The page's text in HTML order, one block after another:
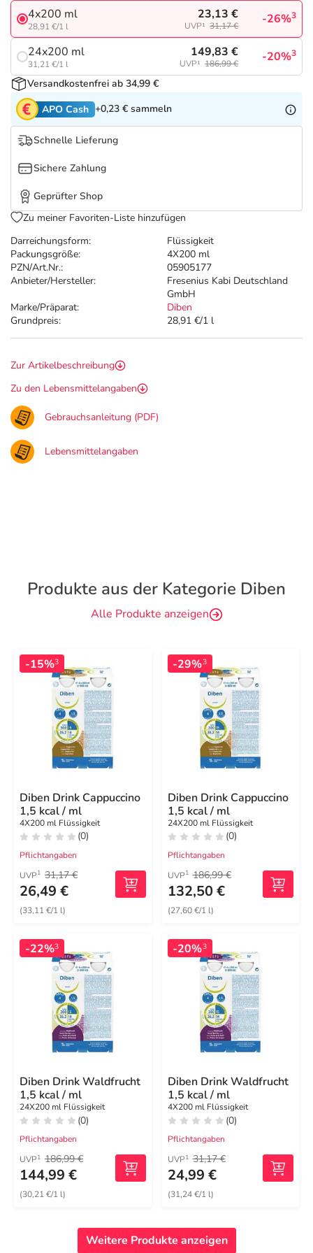
Tierapotheke
Vitamine & Mineralstoffe
Marken
Salus Deals
Darreichungsform:
Flüssigkeit
Packungsgröße:
4X200 ml
PZN/Art.Nr.:
05905177
Anbieter/Hersteller:
Fresenius Kabi Deutschland
GmbH
Marke/Präparat:
Diben
Grundpreis:
28,91 €/1 l
4x200 ml
28,91 €/1 l
23,13 €
UVP¹ 31,17 € -26%3
24x200 ml
31,21 €/1 l
149,83 €
UVP¹ 186,99 € -20%3
Versandkostenfrei ab 34,99 €
APO Cash +0,23 € sammeln
Schnelle Lieferung
Sichere Zahlung
Geprüfter Shop
Zu meiner Favoriten-Liste hinzufügen
Zur Artikelbeschreibung
Zu den Lebensmittelangaben
Gebrauchsanleitung (PDF)
Lebensmittelangaben
Produkte aus der Kategorie Diben
Alle Produkte anzeigen
-15%3
Diben Drink Cappuccino
1,5 kcal / ml
4X200 ml Flüssigkeit
(0)
Pflichtangaben
UVP1 31,17 €
26,49 €
(33,11 €/1 l)
-29%3
Diben Drink Cappuccino
1,5 kcal / ml
24X200 ml Flüssigkeit
(0)
Pflichtangaben
UVP1 186,99 €
132,50 €
(27,60 €/1 l)
-22%3
Diben Drink Waldfrucht
1,5 kcal / ml
24X200 ml Flüssigkeit
(0)
Pflichtangaben
UVP1 186,99 €
144,99 €
(30,21 €/1 l)
-20%3
Diben Drink Waldfrucht
1,5 kcal / ml
4X200 ml Flüssigkeit
(0)
Pflichtangaben
UVP1 31,17 €
24,99 €
(31,24 €/1 l)
Weitere Produkte anzeigen